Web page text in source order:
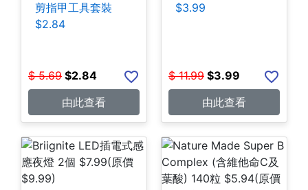
剪指甲工具套裝
$2.84
$ 5.69 $2.84
由此查看
$3.99
$ 11.99 $3.99
由此查看